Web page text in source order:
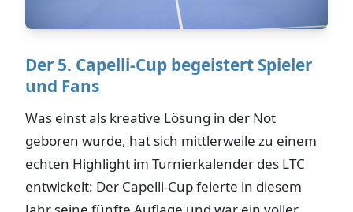
Der 5. Capelli-Cup begeistert Spieler
und Fans
Was einst als kreative Lösung in der Not
geboren wurde, hat sich mittlerweile zu einem
echten Highlight im Turnierkalender des LTC
entwickelt: Der Capelli-Cup feierte in diesem